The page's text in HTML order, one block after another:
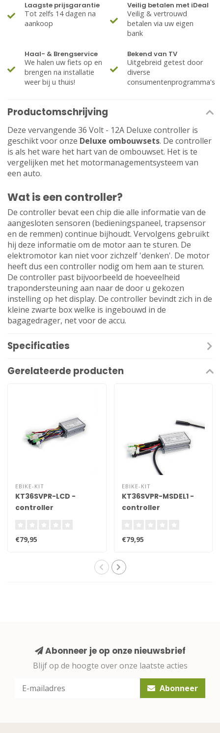
Laagste prijsgarantie
Tot zelfs 14 dagen na
aankoop
Veilig betalen met iDeal
Veilig & vertrouwd
betalen via uw eigen
bank
Haal- & Brengservice
We halen uw fiets op en
brengen na installatie
weer bij u thuis!
Bekend van TV
Uitgebreid getest door
diverse
consumentenprogramma's
Productomschrijving
Deze vervangende 36 Volt - 12A Deluxe controller is
geschikt voor onze Deluxe ombouwsets. De controller
is als het ware het hart van de ombouwset. Het is te
vergelijken met het motormanagementsysteem van
een auto.
Wat is een controller?
De controller bevat een chip die alle informatie van de
aangesloten sensoren (bedieningspaneel, trapsensor
en de remmen) continue bijhoudt. Vervolgens gebruikt
hij deze informatie om de motor aan te sturen. De
elektromotor kan niet voor zichzelf 'denken'. De motor
heeft dus een controller nodig om hem aan te sturen.
De controller past bijvoorbeeld de hoeveelheid
trapondersteuning aan naar de door u gekozen
instelling op het display. De controller bevindt zich in de
kleine zwarte box welke is ingebouwd in de
bagagedrager, net voor de accu.
Specificaties
Gerelateerde producten
EBIKE-KIT
KT36SVPR-LCD -
controller
€79,95
EBIKE-KIT
KT36SVPR-MSDEL1 -
controller
€79,95
Abonneer je op onze nieuwsbrief
Blijf op de hoogte over onze laatste acties
Abonneer